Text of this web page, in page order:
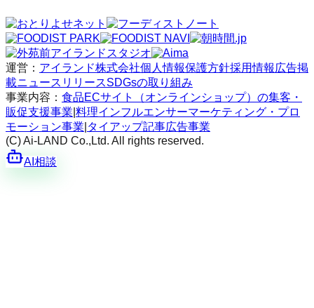
運営： アイランド株式会社個人情報保護方針採用情報 広告掲
載ニュースリリースSDGsの取り組み
事業内容： 食品ECサイト（オンラインショップ）の集客・
販促支援事業 料理インフルエンサーマーケティング・プロ
モーション事業 タイアップ記事広告事業
(C) Ai-LAND Co.,Ltd. All rights reserved.
AI相談